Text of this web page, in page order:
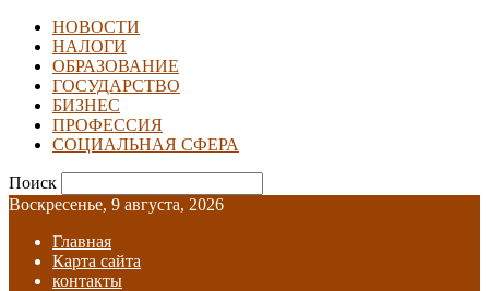
НОВОСТИ
НАЛОГИ
ОБРАЗОВАНИЕ
ГОСУДАРСТВО
БИЗНЕС
ПРОФЕССИЯ
СОЦИАЛЬНАЯ СФЕРА
Поиск
Воскресенье, 9 августа, 2026
Главная
Карта сайта
контакты